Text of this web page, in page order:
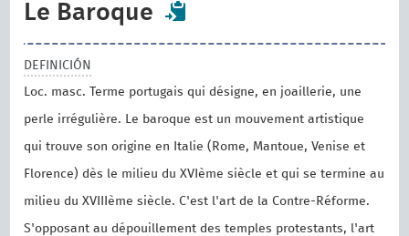
Le Baroque
DEFINICIÓN
Loc. masc. Terme portugais qui désigne, en joaillerie, une
perle irrégulière. Le baroque est un mouvement artistique
qui trouve son origine en Italie (Rome, Mantoue, Venise et
Florence) dès le milieu du XVIème siècle et qui se termine au
milieu du XVIIIème siècle. C'est l'art de la Contre-Réforme.
S'opposant au dépouillement des temples protestants, l'art